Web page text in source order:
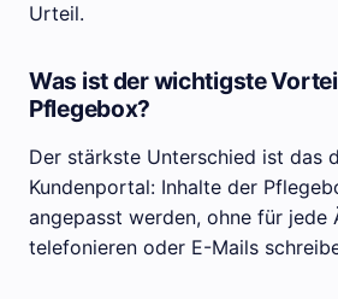
Urteil.
Was ist der wichtigste
Pflegebox?
Der stärkste Unterschied ist das
Kundenportal: Inhalte der
angepasst werden, ohne für jede
telefonieren oder E-Mails